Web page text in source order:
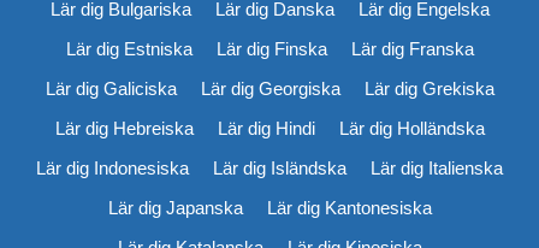
Lär dig Bulgariska
Lär dig Danska
Lär dig Engelska
Lär dig Estniska
Lär dig Finska
Lär dig Franska
Lär dig Galiciska
Lär dig Georgiska
Lär dig Grekiska
Lär dig Hebreiska
Lär dig Hindi
Lär dig Holländska
Lär dig Indonesiska
Lär dig Isländska
Lär dig Italienska
Lär dig Japanska
Lär dig Kantonesiska